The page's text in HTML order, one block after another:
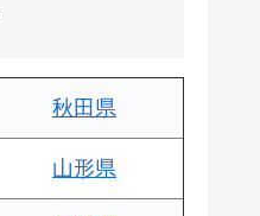
秋田県
山形県